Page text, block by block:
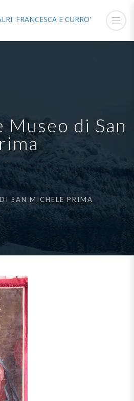
Museo di San
SAN MICHELE PRIMA